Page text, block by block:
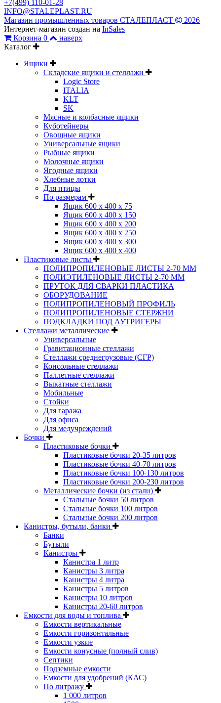
+7(499) 110-01-28
INFO@STALEPLAST.RU
Магазин промышленных товаров СТАЛЕПЛАСТ
2026
Интернет-магазин создан на InSales
Корзина 0
наверх
Каталог
Ящики
Складские ящики и стеллажи
Logic Store
ITALIA
KLT
SK
Мясные и колбасные ящики
Куботейнеры
Овощные ящики
Универсальные ящики
Рыбные ящики
Молочные ящики
Ягодные ящики
Хлебные лотки
Для птицы
По размерам
Ящик 600 х 400 х 75
Ящик 600 х 400 х 150
Ящик 600 х 400 х 200
Ящик 600 х 400 х 250
Ящик 600 х 400 х 300
Ящик 600 х 400 х 400
Пластиковые листы
ПОЛИПРОПИЛЕНОВЫЕ ЛИСТЫ 2-70 ММ
ПОЛИЭТИЛЕНОВЫЕ ЛИСТЫ 2-70 ММ
ПРУТОК ДЛЯ СВАРКИ ПЛАСТИКА
ОБОРУДОВАНИЕ
ПОЛИПРОПИЛЕНОВЫЙ ПРОФИЛЬ
ПОЛИПРОПИЛЕНОВЫЕ СТЕРЖНИ
ПОДКЛАДКИ ПОД АУТРИГЕРЫ
Стеллажи металлические
Универсальные
Гравитационные стеллажи
Стеллажи среднегрузовые (СГР)
Консольные стеллажи
Паллетные стеллажи
Выкатные стеллажи
Мобильные
Стойки
Для гаража
Для офиса
Для медучреждений
Бочки
Пластиковые бочки
Пластиковые бочки 20-35 литров
Пластиковые бочки 40-70 литров
Пластиковые бочки 100-130 литров
Пластиковые бочки 200-230 литров
Металлические бочки (из стали)
Стальные бочки 50 литров
Стальные бочки 100 литров
Стальные бочки 200 литров
Канистры, бутыли, банки
Банки
Бутыли
Канистры
Канистра 1 литр
Канистры 3 литра
Канистры 4 литра
Канистры 5 литров
Канистры 10 литров
Канистры 20-60 литров
Емкости для воды и топлива
Емкости вертикальные
Емкости горизонтальные
Емкости узкие
Емкости конусные (полный слив)
Септики
Подземные емкости
Емкости для удобрений (КАС)
По литражу
1 000 литров